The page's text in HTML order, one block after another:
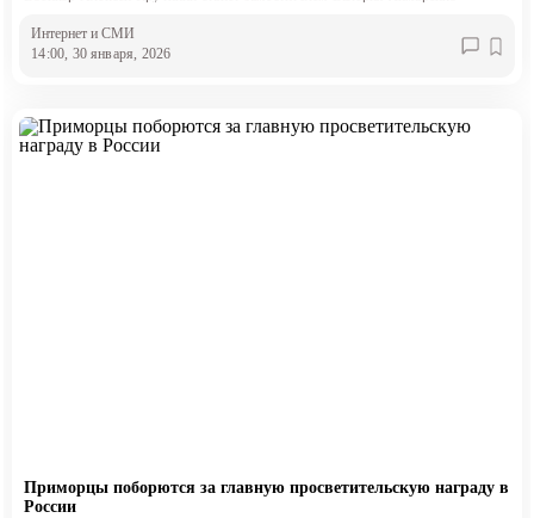
Интернет и СМИ
14:00, 30 января, 2026
Приморцы поборются за главную просветительскую награду в
России